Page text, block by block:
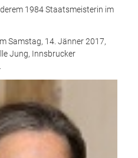
1984 Staatsmeisterin im
Samstag, 14. Jänner 2017,
Jung, Innsbrucker